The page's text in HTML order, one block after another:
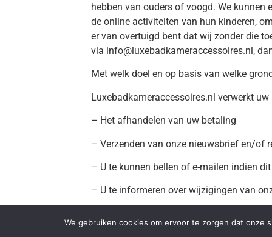
hebben van ouders of voogd. We kunnen
de online activiteiten van hun kinderen,
er van overtuigd bent dat wij zonder die
via info@luxebadkameraccessoires.nl,
Met welk doel en op basis van welke
Luxebadkameraccessoires.nl verwerkt
– Het afhandelen van uw betaling
– Verzenden van onze nieuwsbrief en/of
– U te kunnen bellen of e-mailen indien
– U te informeren over wijzigingen van
We gebruiken cookies om ervoor te zorgen dat onze